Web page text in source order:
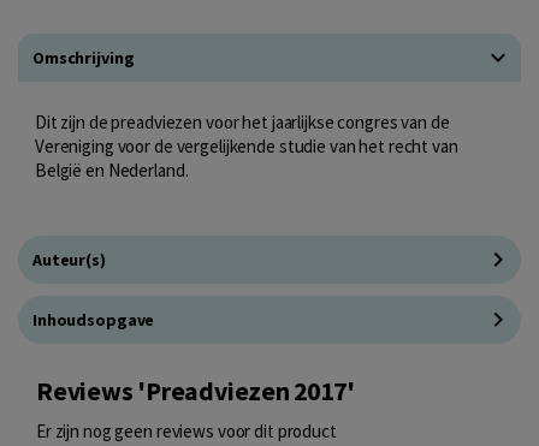
Omschrijving
Dit zijn de preadviezen voor het jaarlijkse congres van de
Vereniging voor de vergelijkende studie van het recht van
België en Nederland.
Auteur(s)
Inhoudsopgave
Reviews 'Preadviezen 2017'
Er zijn nog geen reviews voor dit product